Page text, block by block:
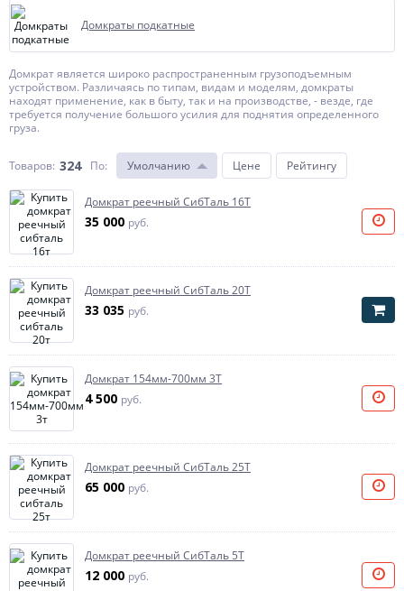
Домкраты подкатные
Домкрат является широко распространенным грузоподъемным
устройством. Различаясь по типам, видам и моделям, домкраты
находят применение, как в быту, так и на производстве, - везде, где
требуется получение большого усилия для поднятия определенного
груза.
Товаров: 324 По: Умолчанию Цене Рейтингу
Домкрат реечный СибТаль 16Т
35 000 руб.
Домкрат реечный СибТаль 20Т
33 035 руб.
Домкрат 154мм-700мм 3Т
4 500 руб.
Домкрат реечный СибТаль 25Т
65 000 руб.
Домкрат реечный СибТаль 5Т
12 000 руб.